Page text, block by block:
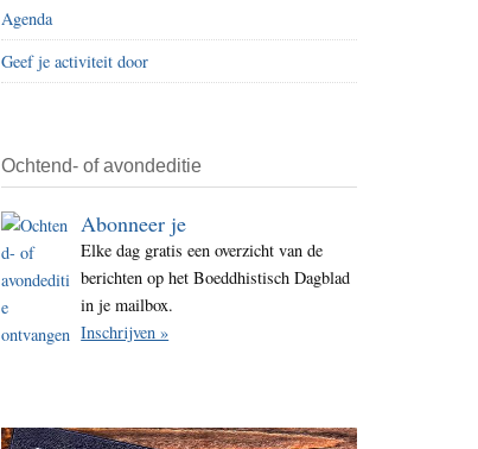
i
t
e
Agenda
Geef je activiteit door
Ochtend- of avondeditie
Abonneer je
Elke dag gratis een overzicht van de
berichten op het Boeddhistisch Dagblad
in je mailbox.
Inschrijven »